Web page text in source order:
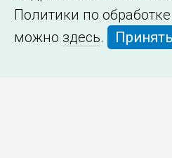
Политики по
можно здесь. Принять